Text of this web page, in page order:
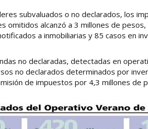
subvaluados o no declarados, los
omitidos alcanzó a 3 millones de
a inmobiliarias y 85 casos en
no declaradas, detectadas en
no declarados determinados por
de impuestos por 4,3 millones de